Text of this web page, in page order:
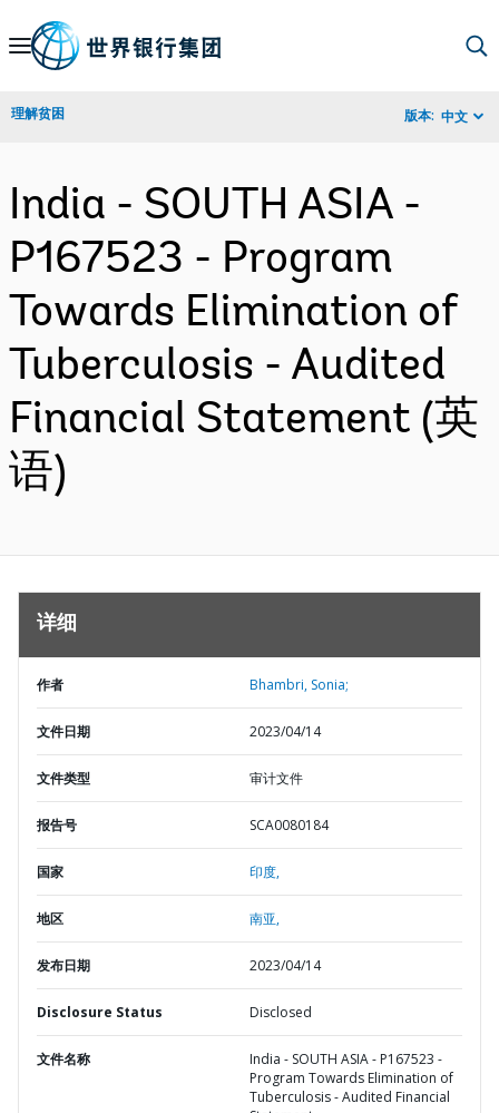
Skip
Navigation
理解贫困 版本: 中文
India - SOUTH ASIA -
P167523 - Program
Towards Elimination of
Tuberculosis - Audited
Financial Statement (英
语)
详细
作者 Bhambri, Sonia;
文件日期 2023/04/14
文件类型 审计文件
报告号 SCA0080184
国家 印度,
地区 南亚,
发布日期 2023/04/14
Disclosure Status Disclosed
文件名称
India - SOUTH ASIA - P167523 -
Program Towards Elimination of
Tuberculosis - Audited Financial